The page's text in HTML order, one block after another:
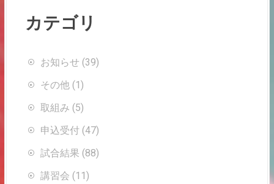
カテゴリ
お知らせ (39)
その他 (1)
取組み (5)
申込受付 (47)
試合結果 (88)
講習会 (11)